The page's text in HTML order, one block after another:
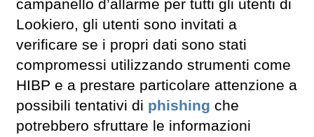
campanello d’allarme per tutti gli utenti di
Lookiero, gli utenti sono invitati a
verificare se i propri dati sono stati
compromessi utilizzando strumenti come
HIBP e a prestare particolare attenzione a
possibili tentativi di phishing che
potrebbero sfruttare le informazioni